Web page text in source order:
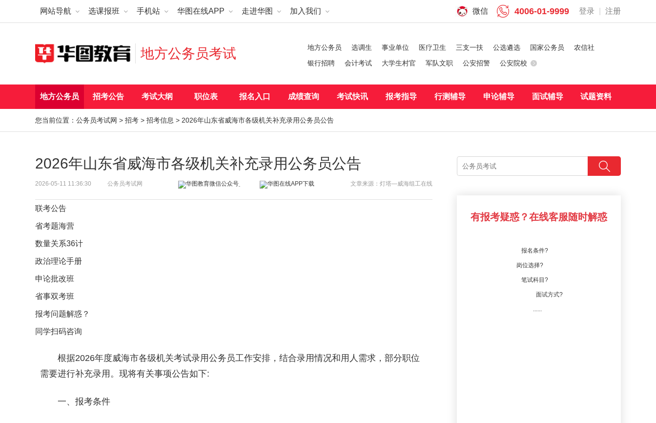
网站导航 选课报班 手机站 华图在线APP 走进华图 加入我们 登录 注册
4006-01-9999
微信
地方公务员考试 地方公务员 选调生 事业单位 医疗卫生 三支一扶 公选遴选 国家公务员
农信社
银行招聘
会计考试 大学生村官 军队文职 公安招警 公安院校
地方公务员 招考公告 考试大纲 职位表 报名入口 成绩查询 考试快讯 报考指导 行测辅导 申论辅导 面试辅导 试题资料
您当前位置： 公务员考试网 > 招考 > 招考信息 > 2026年山东省威海市各级机关补充录用公务员公告
2026年山东省威海市各级机关补充录用公务员公告
2026-05-11 11:36:30 公务员考试网 文章来源：灯塔—威海组工在线
联考公告
省考题海营
数量关系36计
政治理论手册
申论批改班
省事双考班
报考问题解惑？
同学扫码咨询
根据2026年度威海市各级机关考试录用公务员工作安排，结合录用情况和用人需求，部分职位
需要进行补充录用。现将有关事项公告如下:
一、报考条件
有报考疑惑？在线客服随时解惑
报名条件?
岗位选择?
笔试科目?
面试方式?
......